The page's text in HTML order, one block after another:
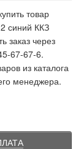
товар
синий ККЗ
заказ через
67-67-6.
из каталога
менеджера.